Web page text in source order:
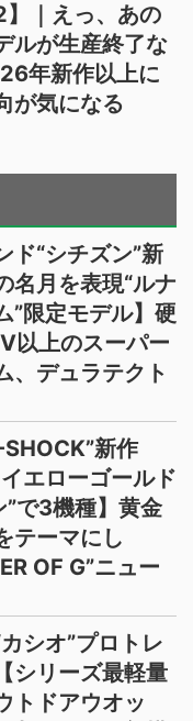
｜えっ、あの
ルが生産終了な
年新作以上に
が気になる
ド“シチズン”新
名月を表現“ルナ
”限定モデル】硬
以上のスーパー
、デュラテクト
SHOCK”新作
イエローゴールド
で3機種】黄金
テーマにし
OF G”ニュー
シオ”プロトレ
シリーズ最軽量
トドアウオッ